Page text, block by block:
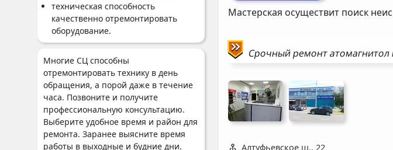
техническая способность
качественно отремонтировать
оборудование.
Многие СЦ способны
отремонтировать технику в день
обращения, а порой даже в течение
часа. Позвоните и получите
профессиональную консультацию.
Выберите удобное время и район для
ремонта. Заранее выясните время
работы в выходные и будние дни.
Мастерская осуществит поиск
Срочный ремонтатомагнитол
Алтуфьевское ш., 22